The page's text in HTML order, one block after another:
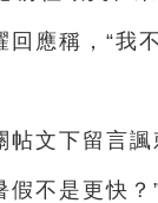
應稱，“我
文下留言
不是更快